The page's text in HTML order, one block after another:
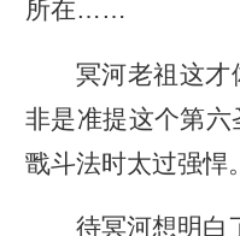
所在……
冥河老祖这才
非是准提这个第
戬斗法时太过强悍。
待冥河想明白